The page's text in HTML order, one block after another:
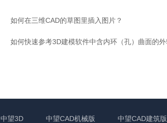
如何在三维CAD的草图里插入图片？
中望3D 中望CAD机械版 中望CAD建筑版